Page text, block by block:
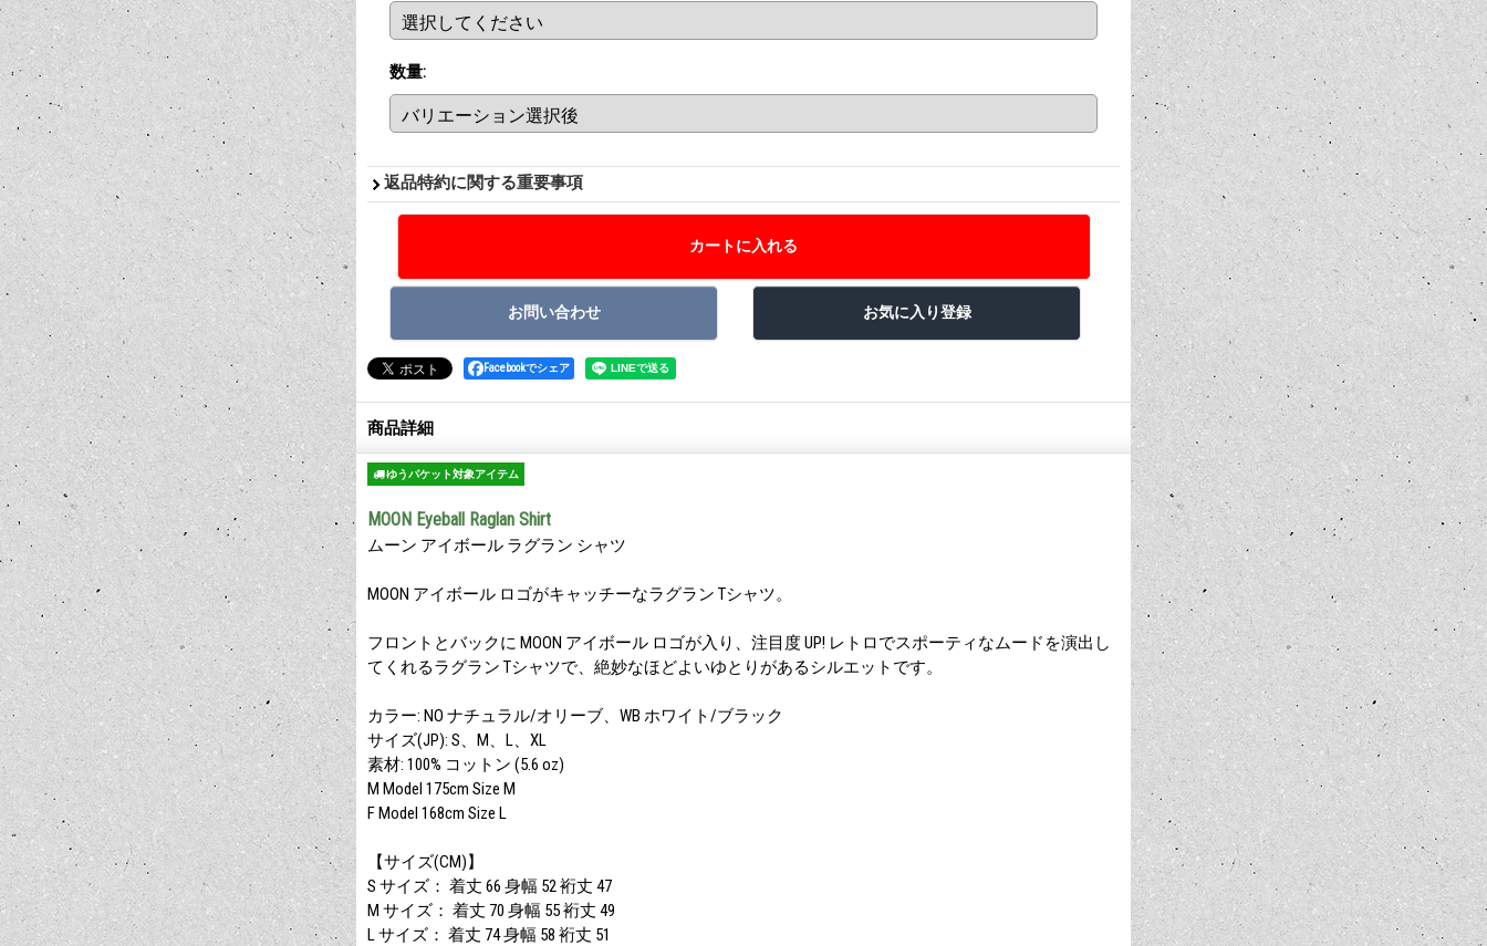
数量:
返品特約に関する重要事項
Facebookでシェア
商品詳細
ゆうパケット対象アイテム
MOON Eyeball Raglan Shirt
ムーン アイボール ラグラン シャツ
MOON アイボール ロゴがキャッチーなラグラン Tシャツ。
フロントとバックに MOON アイボール ロゴが入り、注目度 UP! レトロでスポーティなムードを演出し
てくれるラグラン Tシャツで、絶妙なほどよいゆとりがあるシルエットです。
カラー: NO ナチュラル/オリーブ、WB ホワイト/ブラック
サイズ(JP): S、M、L、XL
素材: 100% コットン (5.6 oz)
M Model 175cm Size M
F Model 168cm Size L
【サイズ(CM)】
S サイズ： 着丈 66 身幅 52 裄丈 47
M サイズ： 着丈 70 身幅 55 裄丈 49
L サイズ： 着丈 74 身幅 58 裄丈 51